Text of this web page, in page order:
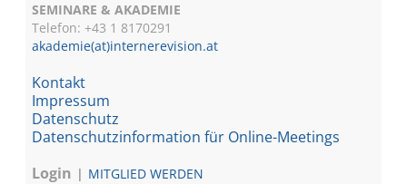
SEMINARE & AKADEMIE
Telefon: +43 18170291
akademie(at)internerevision.at
Kontakt
Impressum
Datenschutz
Datenschutzinformation für Online-Meetings
Login
MITGLIED WERDEN